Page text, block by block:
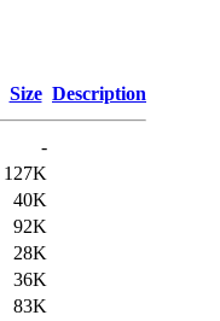
Size Description
-
127K
40K
92K
28K
36K
83K